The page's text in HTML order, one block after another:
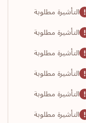
التأشيرة مطلوبة
التأشيرة مطلوبة
التأشيرة مطلوبة
التأشيرة مطلوبة
التأشيرة مطلوبة
التأشيرة مطلوبة